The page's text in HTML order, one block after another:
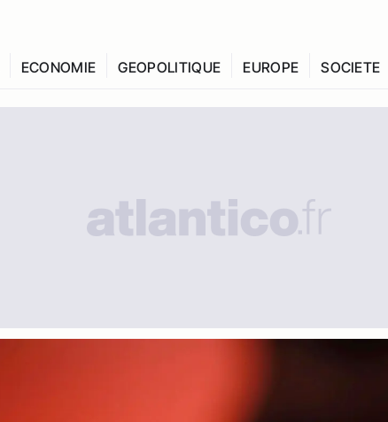
ECONOMIE GEOPOLITIQUE EUROPE SOCIETE